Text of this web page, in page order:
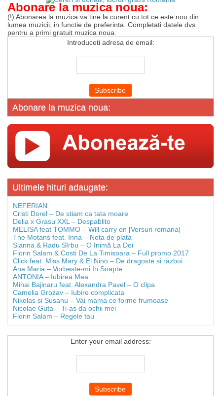
Abonare la muzica noua:
(!) Abonarea la muzica va tine la curent cu tot ce este nou din
lumea muzicii, in functie de preferinta. Completati datele dvs.
pentru a primi gratuit muzica noua.
Introduceti adresa de email:
Abonare la muzica noua:
Ultimele hituri adaugate:
NEFERIAN
Cristi Dorel – De stiam ca tata moare
Delia x Grasu XXL – Despablito
MELISA feat TOMMO – Will carry on [Versuri romana]
The Motans feat. Inna – Nota de plata
Sianna & Radu Sîrbu – O Inimă La Doi
Florin Salam & Costi De La Timisoara – Full promo 2017
Click feat. Miss Mary & El Nino – De dragoste si razboi
Ana Maria – Vorbeste-mi In Soapte
ANTONIA – Iubirea Mea
Mihai Bajinaru feat. Alexandra Pavel – O clipa
Camelia Grozav – Iubire complicata
Nikolas si Susanu – Vai mama ce forme frumoase
Nicolae Guta – Ti-as da ochii mei
Florin Salam – Regele tau
Enter your email address: